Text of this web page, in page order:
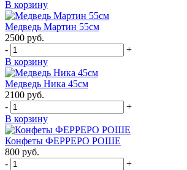
В корзину
Медведь Мартин 55см
2500 руб.
-
+
В корзину
Медведь Ника 45см
2100 руб.
-
+
В корзину
Конфеты ФЕРРЕРО РОШЕ
800 руб.
-
+